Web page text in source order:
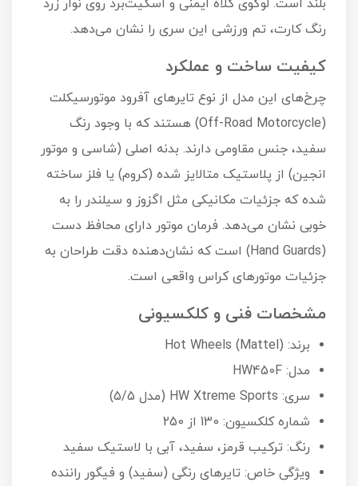
بلند است. لوگوی کلاه ایمنی و اسکیت‌برد روی نوار زرد
رنگ کارت، تم ورزشی این سری را نشان می‌دهد.
کیفیت ساخت و عملکرد
چرخ‌های این مدل از نوع تایرهای آفرود موتورسیکلت
(Off-Road Motorcycle) هستند که با وجود رنگ
سفید، جنس مقاومی دارند. بدنه اصلی (شاسی و موتور
انجین) از پلاستیک متالایز شده (کروم) یا فلز ساخته
شده که جزئیات مکانیکی مثل اگزوز و سیلندر را به
خوبی نشان می‌دهد. فرمان موتور دارای محافظ دست
(Hand Guards) است که نشان‌دهنده دقت طراحان به
جزئیات موتورهای کراس واقعی است.
مشخصات فنی و کلکسیونی
برند: Hot Wheels (Mattel)
مدل: HW450F
سری: HW Xtreme Sports (مدل 5/5)
شماره کلکسیون: 130 از 250
رنگ: ترکیب قرمز، سفید، آبی با لاستیک سفید
ویژگی خاص: تایرهای رنگی (سفید) و فیگور راننده